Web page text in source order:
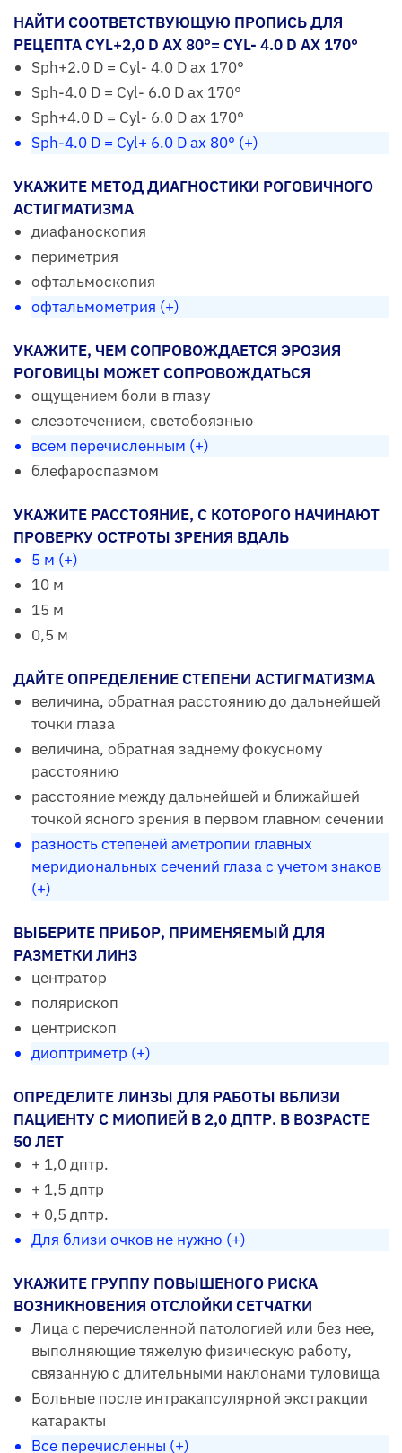
НАЙТИ СООТВЕТСТВУЮЩУЮ ПРОПИСЬ ДЛЯ
РЕЦЕПТА CYL+2,0 D AX 80°= CYL- 4.0 D AX 170°
Sph+2.0 D = Cyl- 4.0 D ax 170°
Sph-4.0 D = Cyl- 6.0 D ax 170°
Sph+4.0 D = Cyl- 6.0 D ax 170°
Sph-4.0 D = Cyl+ 6.0 D ax 80° (+)
УКАЖИТЕ МЕТОД ДИАГНОСТИКИ РОГОВИЧНОГО
АСТИГМАТИЗМА
диафаноскопия
периметрия
офтальмоскопия
офтальмометрия (+)
УКАЖИТЕ, ЧЕМ СОПРОВОЖДАЕТСЯ ЭРОЗИЯ
РОГОВИЦЫ МОЖЕТ СОПРОВОЖДАТЬСЯ
ощущением боли в глазу
слезотечением, светобоязнью
всем перечисленным (+)
блефароспазмом
УКАЖИТЕ РАССТОЯНИЕ, С КОТОРОГО НАЧИНАЮТ
ПРОВЕРКУ ОСТРОТЫ ЗРЕНИЯ ВДАЛЬ
5 м (+)
10 м
15 м
0,5 м
ДАЙТЕ ОПРЕДЕЛЕНИЕ СТЕПЕНИ АСТИГМАТИЗМА
величина, обратная расстоянию до дальнейшей
точки глаза
величина, обратная заднему фокусному
расстоянию
расстояние между дальнейшей и ближайшей
точкой ясного зрения в первом главном сечении
разность степеней аметропии главных
меридиональных сечений глаза с учетом знаков
(+)
ВЫБЕРИТЕ ПРИБОР, ПРИМЕНЯЕМЫЙ ДЛЯ
РАЗМЕТКИ ЛИНЗ
центратор
полярископ
центрископ
диоптриметр (+)
ОПРЕДЕЛИТЕ ЛИНЗЫ ДЛЯ РАБОТЫ ВБЛИЗИ
ПАЦИЕНТУ С МИОПИЕЙ В 2,0 ДПТР. В ВОЗРАСТЕ
50 ЛЕТ
+ 1,0 дптр.
+ 1,5 дптр
+ 0,5 дптр.
Для близи очков не нужно (+)
УКАЖИТЕ ГРУППУ ПОВЫШЕНОГО РИСКА
ВОЗНИКНОВЕНИЯ ОТСЛОЙКИ СЕТЧАТКИ
Лица с перечисленной патологией или без нее,
выполняющие тяжелую физическую работу,
связанную с длительными наклонами туловища
Больные после интракапсулярной экстракции
катаракты
Все перечисленны (+)